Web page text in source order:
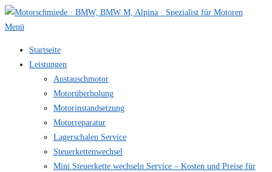
Zum
Inhalt
Menü
Startseite
Leistungen
Austauschmotor
Motorüberholung
Motorinstandsetzung
Motorreparatur
Lagerschalen Service
Steuerkettenwechsel
Mini Steuer­kette wechseln Service – Kosten und Preise für